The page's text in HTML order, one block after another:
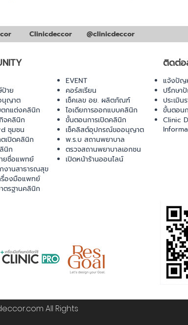
Clinicdeccor @clinicdeccor
าย
นุญาต
กแต่งคลินิก
จคลินิก
ชุมชน
เปิดคลินิก
นิก
ยชื่อแพทย์
งานสาธารณสุข
รื่องมือแพทย์
ตรฐานคลินิก
ติดต่อ
EVENT
คอร์สเรียน
เช็คเลข อย. ผลิตภัณฑ์
ไอเดียการออกแบบคลินิก
ขั้นตอนการเปิดคลินิก
เช็คลิสต์อุปกรณ์ขออนุญาต
พ.ร.บ สถานพยาบาล
ตรวจสถานพยาบาลเอกชน
เปิดหน้าร้านออนไลน์
แจ้งปัญ
ปรึกษา
ประเมิน
ขั้นตอน
Clinic
All Rights